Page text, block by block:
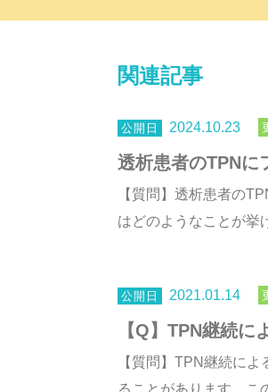
関連記事
2024.10.23
透析患者のTPNに
【質問】透析患者の
はどのようなことが挙
2021.01.14
【Q】TPN継続
【質問】TPN継続に
ることがあります。こ